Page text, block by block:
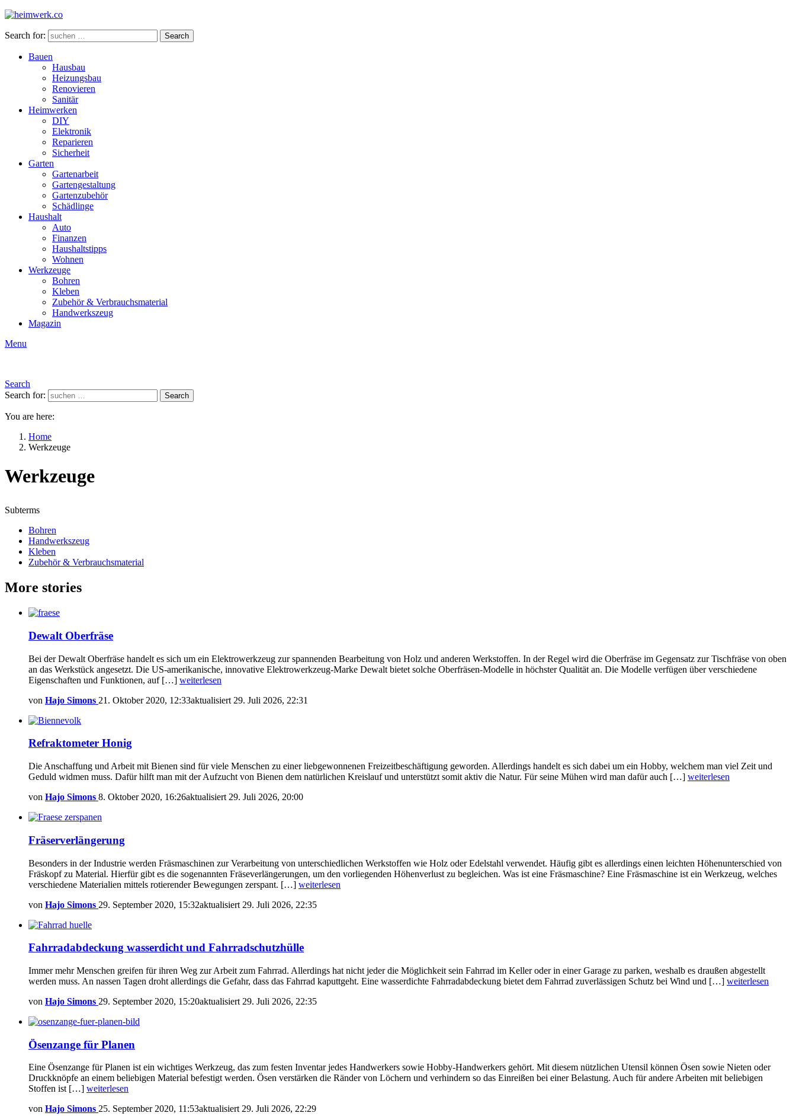
Search for: Search
Bauen
Hausbau
Heizungsbau
Renovieren
Sanitär
Heimwerken
DIY
Elektronik
Reparieren
Sicherheit
Garten
Gartenarbeit
Gartengestaltung
Gartenzubehör
Schädlinge
Haushalt
Auto
Finanzen
Haushaltstipps
Wohnen
Werkzeuge
Bohren
Kleben
Zubehör & Verbrauchsmaterial
Handwerkszeug
Magazin
Menu
Search
Search for:
Search
You are here:
Home
Werkzeuge
Werkzeuge
Subterms
Bohren
Handwerkszeug
Kleben
Zubehör & Verbrauchsmaterial
More stories
Dewalt Oberfräse
Bei der Dewalt Oberfräse handelt es sich um ein Elektrowerkzeug zur spannenden Bearbeitung von Holz und anderen Werkstoffen. In der Regel wird die Oberfräse im Gegensatz zur Tischfräse von oben
an das Werkstück angesetzt. Die US-amerikanische, innovative Elektrowerkzeug-Marke Dewalt bietet solche Oberfräsen-Modelle in höchster Qualität an. Die Modelle verfügen über verschiedene
Eigenschaften und Funktionen, auf […] weiterlesen
von Hajo Simons 21. Oktober 2020, 12:33aktualisiert 29. Juli 2026, 22:31
Refraktometer Honig
Die Anschaffung und Arbeit mit Bienen sind für viele Menschen zu einer liebgewonnenen Freizeitbeschäftigung geworden. Allerdings handelt es sich dabei um ein Hobby, welchem man viel Zeit und
Geduld widmen muss. Dafür hilft man mit der Aufzucht von Bienen dem natürlichen Kreislauf und unterstützt somit aktiv die Natur. Für seine Mühen wird man dafür auch […] weiterlesen
von Hajo Simons 8. Oktober 2020, 16:26aktualisiert 29. Juli 2026, 20:00
Fräserverlängerung
Besonders in der Industrie werden Fräsmaschinen zur Verarbeitung von unterschiedlichen Werkstoffen wie Holz oder Edelstahl verwendet. Häufig gibt es allerdings einen leichten Höhenunterschied von
Fräskopf zu Material. Hierfür gibt es die sogenannten Fräseverlängerungen, um den vorliegenden Höhenverlust zu begleichen. Was ist eine Fräsmaschine? Eine Fräsmaschine ist ein Werkzeug, welches
verschiedene Materialien mittels rotierender Bewegungen zerspant. […] weiterlesen
von Hajo Simons 29. September 2020, 15:32aktualisiert 29. Juli 2026, 22:35
Fahrradabdeckung wasserdicht und Fahrradschutzhülle
Immer mehr Menschen greifen für ihren Weg zur Arbeit zum Fahrrad. Allerdings hat nicht jeder die Möglichkeit sein Fahrrad im Keller oder in einer Garage zu parken, weshalb es draußen abgestellt
werden muss. An nassen Tagen droht allerdings die Gefahr, dass das Fahrrad kaputtgeht. Eine wasserdichte Fahrradabdeckung bietet dem Fahrrad zuverlässigen Schutz bei Wind und […] weiterlesen
von Hajo Simons 29. September 2020, 15:20aktualisiert 29. Juli 2026, 22:35
Ösenzange für Planen
Eine Ösenzange für Planen ist ein wichtiges Werkzeug, das zum festen Inventar jedes Handwerkers sowie Hobby-Handwerkers gehört. Mit diesem nützlichen Utensil können Ösen sowie Nieten oder
Druckknöpfe an einem beliebigen Material befestigt werden. Ösen verstärken die Ränder von Löchern und verhindern so das Einreißen bei einer Belastung. Auch für andere Arbeiten mit beliebigen
Stoffen ist […] weiterlesen
von Hajo Simons 25. September 2020, 11:53aktualisiert29. Juli 2026, 22:29